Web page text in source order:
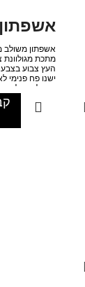
אשפתון משולב
מתכת מגולוונת
העץ צבוע בצבע
ישנו פח פנימי
ניתן לקבע